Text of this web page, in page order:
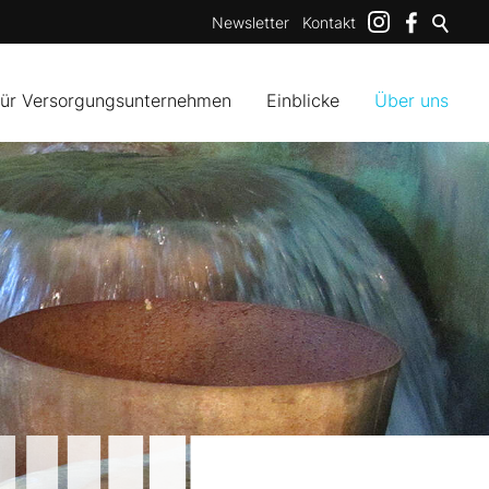
Newsletter Kontakt
Versorgungsunternehmen Einblicke Über uns